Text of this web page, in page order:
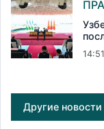
Другие новости